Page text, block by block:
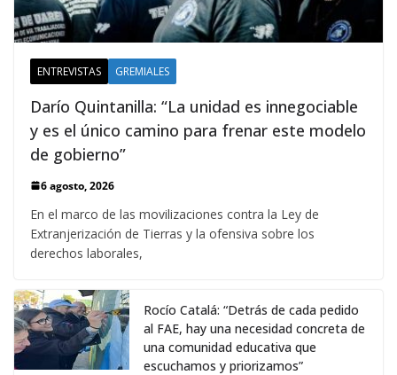
ENTREVISTAS GREMIALES
Darío Quintanilla: “La unidad es innegociable
y es el único camino para frenar este modelo
de gobierno”
6 agosto, 2026
En el marco de las movilizaciones contra la Ley de
Extranjerización de Tierras y la ofensiva sobre los
derechos laborales,
Rocío Catalá: “Detrás de cada pedido
al FAE, hay una necesidad concreta de
una comunidad educativa que
escuchamos y priorizamos”